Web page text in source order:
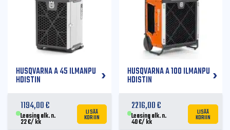
HUSQVARNA A 45 ILMANPU
HDISTIN
1194,00€
Leasing alk. n.
22€/ kk
LISÄÄ
KORIIN
HUSQVARNA A 100 ILMANPU
HDISTIN
2216,00€
Leasing alk. n.
40€/ kk
LISÄÄ
KORIIN